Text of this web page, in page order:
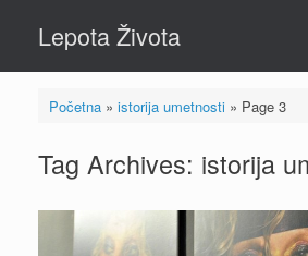
contentLepota Života
Početna» istorija umetnosti» Page 3
Tag Archives: istorija